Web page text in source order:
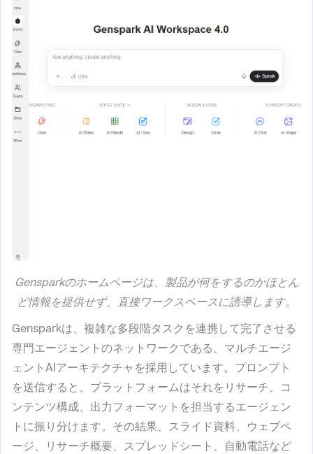
Gensparkのホームページは、製品が何をするのかほとん
ど情報を提供せず、直接ワークスペースに誘導します。
Gensparkは、複雑な多段階タスクを連携して完了させる
専門エージェントのネットワークである、マルチエージ
ェントAIアーキテクチャを採用しています。プロンプト
を送信すると、プラットフォームはそれをリサーチ、コ
ンテンツ構成、出力フォーマットを担当するエージェン
トに振り分けます。その結果、スライド資料、ウェブペ
ージ、リサーチ概要、スプレッドシート、自動電話など